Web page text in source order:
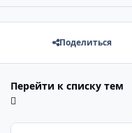
Поделиться
Перейти к списку тем